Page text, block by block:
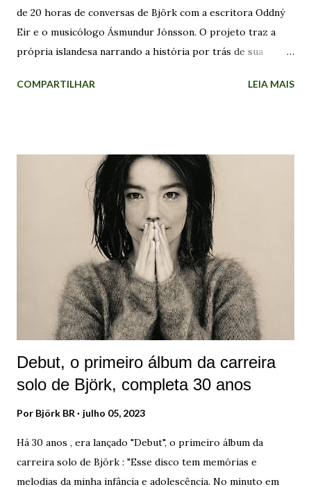
de 20 horas de conversas de Björk com a escritora Oddný
Eir e o musicólogo Ásmundur Jónsson. O projeto traz a
própria islandesa narrando a história por trás de sua
terapêutico. A razão pela qual decidi fazer foi que eu estava
pessoa fará!". A cantora explicou que os documentários
feitos sobre artistas mulheres são "realmente injustos, às
vezes", que muitas vezes são "apenas uma lista de seus
namorados e ficam dizendo: "Ah, eles tiveram uma vida feliz"
se tiverem tido um casamento. Mas se não tiver sido o caso,
então a vida delas foi um fracasso. Com os homens, eles não
fazem nada disso". A intenção de Björk com os episódios é
"dar importância ao meu trabalho" e ...
COMPARTILHAR LEIA MAIS
Debut, o primeiro álbum da carreira
solo de Björk, completa 30 anos
Por Björk BR julho 05, 2023
Há 30 anos , era lançado "Debut", o primeiro álbum da
carreira solo de Björk : "Esse disco tem memórias e
melodias da minha infância e adolescência. No minuto em